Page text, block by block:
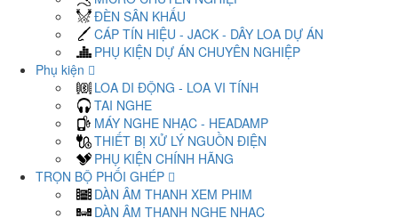
ĐÈN SÂN KHẤU
CÁP TÍN HIỆU - JACK - DÂY LOA DỰ ÁN
PHỤ KIỆN DỰ ÁN CHUYÊN NGHIỆP
Phụ kiện
LOA DI ĐỘNG - LOA VI TÍNH
TAI NGHE
MÁY NGHE NHẠC - HEADAMP
THIẾT BỊ XỬ LÝ NGUỒN ĐIỆN
PHỤ KIỆN CHÍNH HÃNG
TRỌN BỘ PHỐI GHÉP
DÀN ÂM THANH XEM PHIM
DÀN ÂM THANH NGHE NHẠC